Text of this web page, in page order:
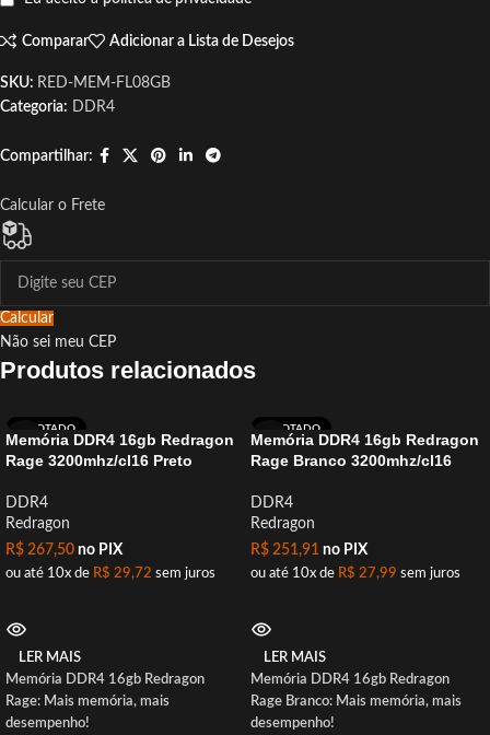
Comparar Adicionar a Lista de Desejos
SKU: RED-MEM-FL08GB
Categoria: DDR4
Compartilhar:
Calcular o Frete
Calcular
Não sei meu CEP
Produtos relacionados
ESGOTADO
Memória DDR4 16gb Redragon
Rage 3200mhz/cl16 Preto
DDR4
Redragon
R$ 267,50 no PIX
ou até 10x de R$ 29,72 sem juros
LER MAIS
Memória DDR4 16gb Redragon
Rage: Mais memória, mais
desempenho!
ESGOTADO
Memória DDR4 16gb Redragon
Rage Branco 3200mhz/cl16
DDR4
Redragon
R$ 251,91 no PIX
ou até 10x de R$ 27,99 sem juros
LER MAIS
Memória DDR4 16gb Redragon
Rage Branco: Mais memória, mais
desempenho!